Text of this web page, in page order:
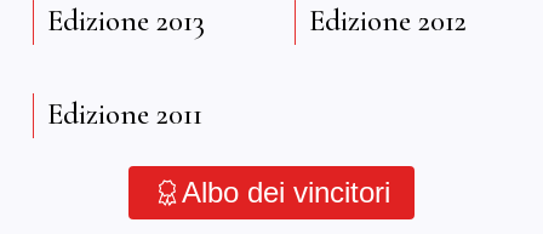
Edizione 2013 Edizione 2012
Edizione 2011
Albo dei vincitori